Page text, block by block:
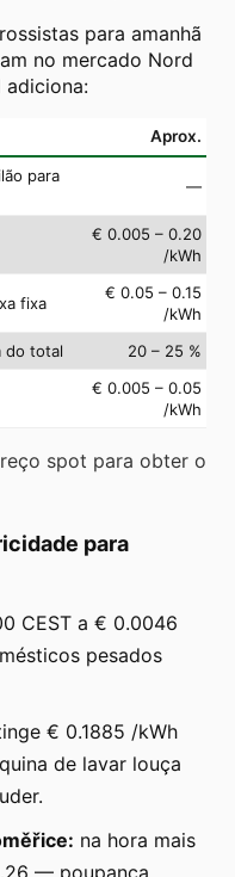
para amanhã
no mercado Nord
adiciona:
Aprox.
para
—
€ 0.005 – 0.20
/kWh
fixa
€ 0.05 – 0.15
/kWh
do total
20 – 25 %
€ 0.005 – 0.05
/kWh
spot para obter o
para
CEST a € 0.0046
pesados
€ 0.1885 /kWh
de lavar louça
na hora mais
— poupança